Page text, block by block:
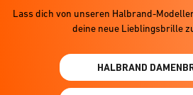
Lass dich von unseren Halbrand-
deine neue Lieblingsbrille
HALBRAND